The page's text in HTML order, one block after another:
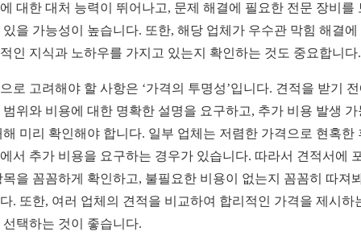
대한 대처 능력이 뛰어나고, 문제 해결에 필요한 전문 장비를
있을 가능성이 높습니다. 또한, 해당 업체가 우수관 막힘 해결에
인 지식과 노하우를 가지고 있는지 확인하는 것도 중요합니다.
로 고려해야 할 사항은 ‘가격의 투명성’입니다. 견적을 받기
범위와 비용에 대한 명확한 설명을 요구하고, 추가 비용 발생 가
해 미리 확인해야 합니다. 일부 업체는 저렴한 가격으로 현혹한
서 추가 비용을 요구하는 경우가 있습니다. 따라서 견적서에
목을 꼼꼼하게 확인하고, 불필요한 비용이 없는지 꼼꼼히 따져
. 또한, 여러 업체의 견적을 비교하여 합리적인 가격을 제시하
선택하는 것이 좋습니다.